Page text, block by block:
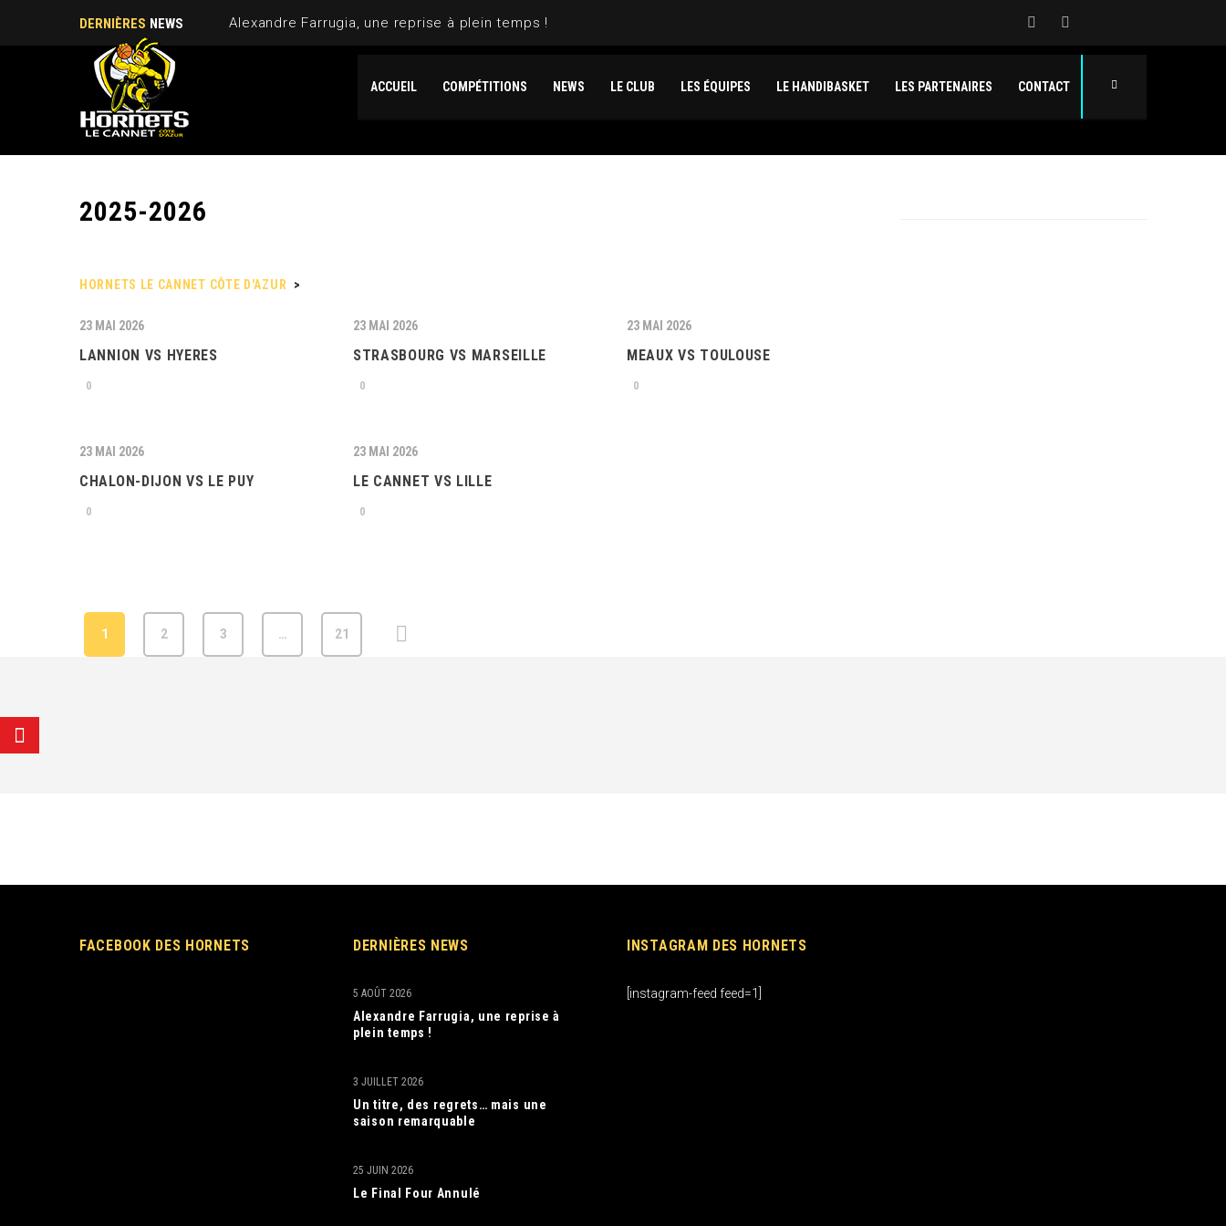
DERNIÈRES NEWS Alexandre Farrugia, une reprise à plein temps !
ACCUEIL COMPÉTITIONS NEWS LE CLUB LES ÉQUIPES LE HANDIBASKET LES PARTENAIRES CONTACT
2025-2026
HORNETS LE CANNET CÔTE D'AZUR >
23 MAI 2026
LANNION VS HYERES
0
23 MAI 2026
STRASBOURG VS MARSEILLE
0
23 MAI 2026
MEAUX VS TOULOUSE
0
23 MAI 2026
CHALON-DIJON VS LE PUY
0
23 MAI 2026
LE CANNET VS LILLE
0
1 2 3 … 21
FACEBOOK DES HORNETS DERNIÈRES NEWS
Alexandre Farrugia, une reprise à
plein temps !
5 AOÛT 2026
Un titre, des regrets… mais une
saison remarquable
3 JUILLET 2026
Le Final Four Annulé
25 JUIN 2026
INSTAGRAM DES HORNETS
[instagram-feed feed=1]